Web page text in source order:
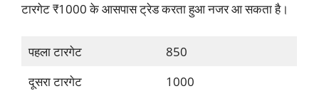
टारगेट ₹1000 के आसपास ट्रेड करता हुआ नजर आ सकता है।
पहला टारगेट
850
दूसरा टारगेट
1000